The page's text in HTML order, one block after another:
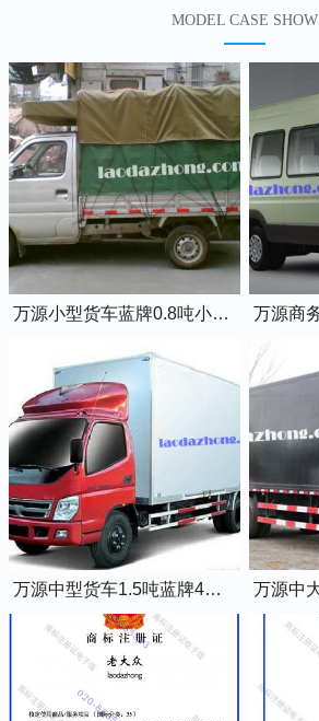
MODEL CASE SHOW
万源小型货车蓝牌0.8吨小卡车
万源中型货车1.5吨蓝牌4米2厢式货车